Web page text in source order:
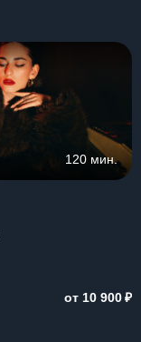
120 мин.
от 10 900₽